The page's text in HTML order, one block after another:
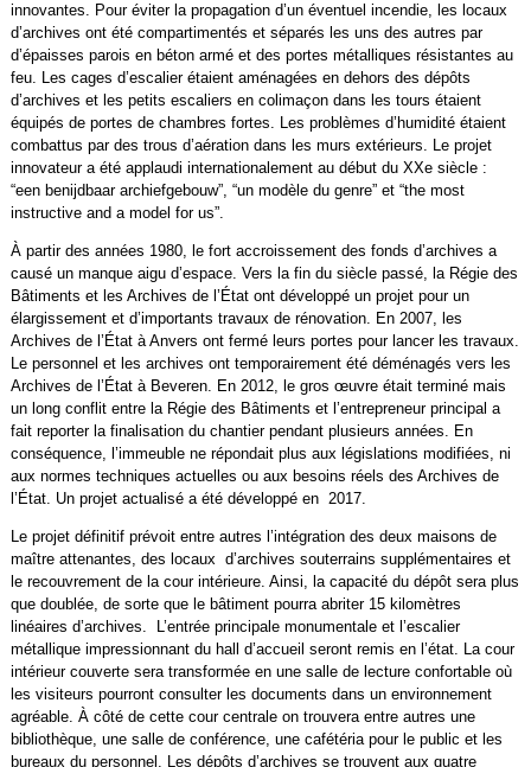
innovantes. Pour éviter la propagation d’un éventuel incendie, les locaux
d’archives ont été compartimentés et séparés les uns des autres par
d’épaisses parois en béton armé et des portes métalliques résistantes au
feu. Les cages d’escalier étaient aménagées en dehors des dépôts
d’archives et les petits escaliers en colimaçon dans les tours étaient
équipés de portes de chambres fortes. Les problèmes d’humidité étaient
combattus par des trous d’aération dans les murs extérieurs. Le projet
innovateur a été applaudi internationalement au début du XXe siècle :
“een benijdbaar archiefgebouw”, “un modèle du genre” et “the most
instructive and a model for us”.
À partir des années 1980, le fort accroissement des fonds d’archives a
causé un manque aigu d’espace. Vers la fin du siècle passé, la Régie des
Bâtiments et les Archives de l’État ont développé un projet pour un
élargissement et d’importants travaux de rénovation. En 2007, les
Archives de l’État à Anvers ont fermé leurs portes pour lancer les travaux.
Le personnel et les archives ont temporairement été déménagés vers les
Archives de l’État à Beveren. En 2012, le gros œuvre était terminé mais
un long conflit entre la Régie des Bâtiments et l’entrepreneur principal a
fait reporter la finalisation du chantier pendant plusieurs années. En
conséquence, l’immeuble ne répondait plus aux législations modifiées, ni
aux normes techniques actuelles ou aux besoins réels des Archives de
l’État. Un projet actualisé a été développé en 2017.
Le projet définitif prévoit entre autres l’intégration des deux maisons de
maître attenantes, des locaux d’archives souterrains supplémentaires et
le recouvrement de la cour intérieure. Ainsi, la capacité du dépôt sera plus
que doublée, de sorte que le bâtiment pourra abriter 15 kilomètres
linéaires d’archives. L’entrée principale monumentale et l’escalier
métallique impressionnant du hall d’accueil seront remis en l’état. La cour
intérieur couverte sera transformée en une salle de lecture confortable où
les visiteurs pourront consulter les documents dans un environnement
agréable. À côté de cette cour centrale on trouvera entre autres une
bibliothèque, une salle de conférence, une cafétéria pour le public et les
bureaux du personnel. Les dépôts d’archives se trouvent aux quatre